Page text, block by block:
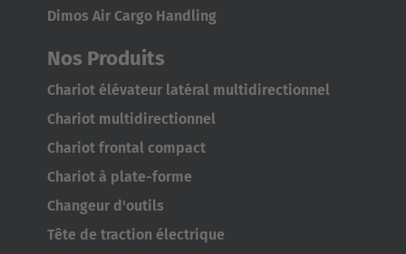
Dimos Air Cargo Handling
Nos Produits
Chariot élévateur latéral multidirectionnel
Chariot multidirectionnel
Chariot frontal compact
Chariot à plate-forme
Changeur d'outils
Tête de traction électrique